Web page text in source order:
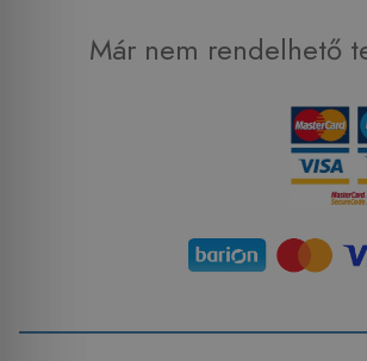
Már nem rendelhető